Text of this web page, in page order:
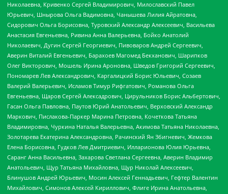
Николаевна, Кривенко Сергей Владимирович, Милославский Павел
Юрьевич, Шнырова Ольга Вадимовна, Чанышева Лилия Айратовна,
Сидорович Ольга Борисовна, Туровский Александр Алексеевич, Васильева
Анастасия Евгеньевна, Ривина Анна Валерьевна, Бойко Анатолий
Николаевич, Дугин Сергей Георгиевич, Пивоваров Андрей Сергеевич,
Аверин Виталий Евгеньевич, Барахоев Магомед Бекханович, Шарипков
Олег Викторович, Мошель Ирина Ароновна, Шведов Григорий Сергеевич,
Пономарев Лев Александрович, Каргалицкий Борис Юльевич, Созаев
Валерий Валерьевич, Исламов Тимур Рифгатович, Романова Ольга
Евгеньевна, Щаров Сергей Алексадрович, Цирульников Борис Альбертович,
Гасан Ольга Павловна, Паутов Юрий Анатольевич, Верховский Александр
Маркович, Пислакова-Паркер Марина Петровна, Кочеткова Татьяна
Владимировна, Чуркина Наталья Валерьевна, Акимова Татьяна Николаевна,
Золотарева Екатерина Александровна, Рачинский Ян Збигневич, Жемкова
Елена Борисовна, Гудков Лев Дмитриевич, Илларионова Юлия Юрьевна,
Саранг Анна Васильевна, Захарова Светлана Сергеевна, Аверин Владимир
Анатольевич, Щур Татьяна Михайловна, Щур Николай Алексеевич,
Блинушов Андрей Юрьевич, Мосин Алексей Геннадьевич, Гефтер Валентин
Михайлович, Симонов Алексей Кириллович, Флиге Ирина Анатольевна,